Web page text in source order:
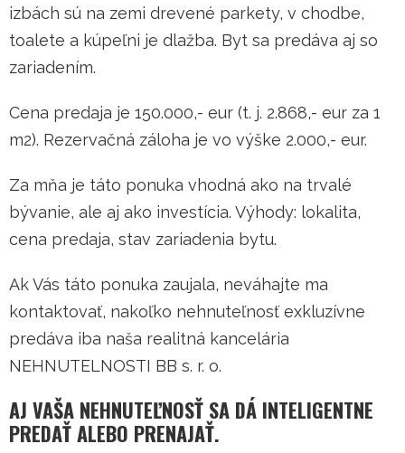
izbách sú na zemi drevené parkety, v chodbe,
toalete a kúpeľni je dlažba. Byt sa predáva aj so
zariadením.
Cena predaja je 150.000,- eur (t. j. 2.868,- eur za 1
m2). Rezervačná záloha je vo výške 2.000,- eur.
Za mňa je táto ponuka vhodná ako na trvalé
bývanie, ale aj ako investícia. Výhody: lokalita,
cena predaja, stav zariadenia bytu.
Ak Vás táto ponuka zaujala, neváhajte ma
kontaktovať, nakoľko nehnuteľnosť exkluzívne
predáva iba naša realitná kancelária
NEHNUTELNOSTI BB s. r. o.
AJ VAŠA NEHNUTEĽNOSŤ SA DÁ INTELIGENTNE
PREDAŤ ALEBO PRENAJAŤ.